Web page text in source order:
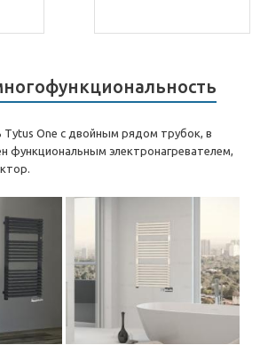
One с двойным рядом трубок, в
функциональным электронагревателем,